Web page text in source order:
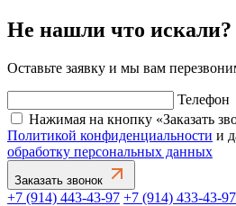
Не нашли что искали?
Оставьте заявку и мы вам
Телефон
Нажимая на кнопку «Заказать
Политикой конфиденциальности и
обработку персональных данных
Заказать звонок
+7 (914) 443-43-97 +7 (914) 433-43-97